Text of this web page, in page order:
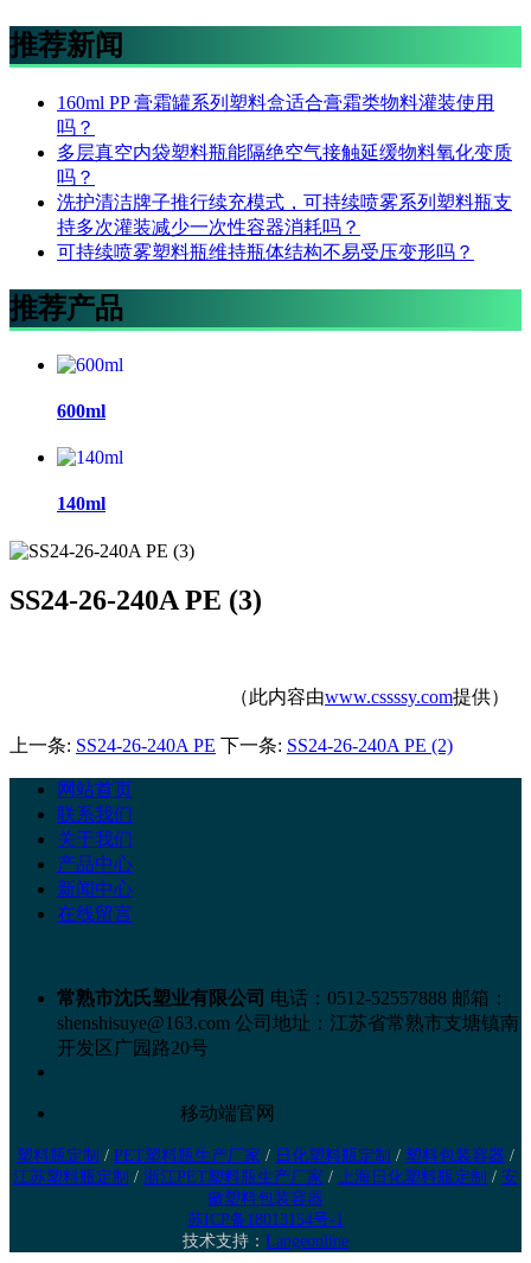
推荐新闻
160ml PP 膏霜罐系列塑料盒适合膏霜类物料灌装使用
吗？
多层真空内袋塑料瓶能隔绝空气接触延缓物料氧化变质
吗？
洗护清洁牌子推行续充模式，可持续喷雾系列塑料瓶支
持多次灌装减少一次性容器消耗吗？
可持续喷雾塑料瓶维持瓶体结构不易受压变形吗？
推荐产品
600ml
140ml
SS24-26-240A PE (3)
（此内容由www.cssssy.com提供）
上一条: SS24-26-240A PE 下一条: SS24-26-240A PE (2)
网站首页
联系我们
关于我们
产品中心
新闻中心
在线留言
常熟市沈氏塑业有限公司 电话：0512-52557888 邮箱：
shenshisuye@163.com 公司地址：江苏省常熟市支塘镇南
开发区广园路20号
移动端官网
塑料瓶定制 / PET塑料瓶生产厂家 / 日化塑料瓶定制 / 塑料包装容器 /
江苏塑料瓶定制 / 浙江PET塑料瓶生产厂家 / 上海日化塑料瓶定制 / 安
徽塑料包装容器
苏ICP备18013154号-1
技术支持： Langeonline